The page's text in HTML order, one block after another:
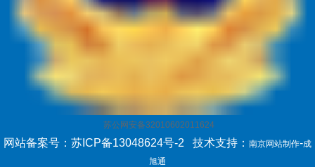
苏公网安备32010602011624
网站备案号：苏ICP备13048624号-2 技术支持： 南京网站制作-成
旭通